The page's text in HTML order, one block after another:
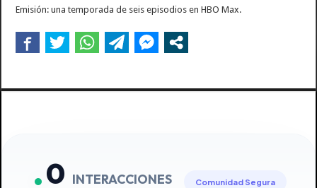
Emisión: una temporada de seis episodios en HBO Max.
0 INTERACCIONES Comunidad Segura